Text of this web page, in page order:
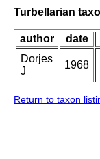
Turbellarian
author date
Dorjes
J
1968
Return to taxon